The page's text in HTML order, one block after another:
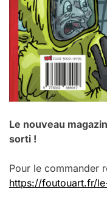
Le nouveau
sorti !
Pour le commander
https://foutouart.fr/